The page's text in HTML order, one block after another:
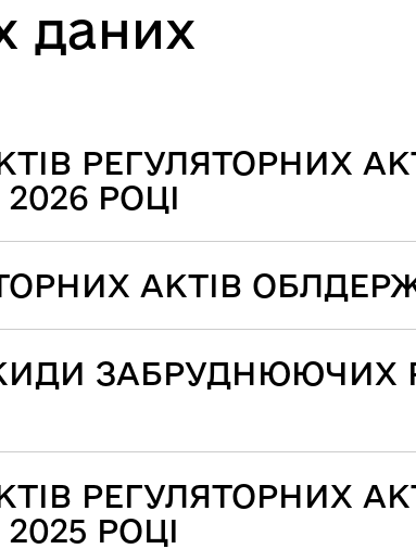
даних
РЕГУЛЯТОРНИХ
РОЦІ
АКТІВ
ЗАБРУДНЮЮЧИХ
РЕГУЛЯТОРНИХ
РОЦІ